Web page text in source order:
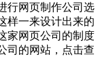
行网页制作公司选
样一来设计出来的
家网页公司的制度
司的网站，点击查